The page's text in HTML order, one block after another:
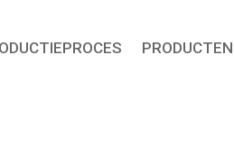
PRODUCTEN